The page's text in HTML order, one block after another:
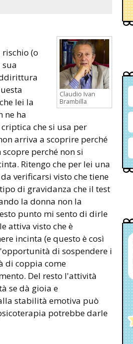
Claudio Ivan
Brambilla
(o
sua
lei la
ne ha
che si usa per
arriva a scoprire perché
perché non si
Ritengo che per lei una
verificarsi visto che tiene
di gravidanza che il test
la donna non la
punto mi sento di dirle
attiva visto che è
incinta (e questo è così
di sospendere i
di coppia come
Del resto l'attività
se dà gioia e
stabilità emotiva può
potrebbe darle